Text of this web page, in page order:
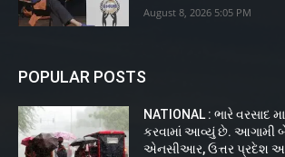
August 8, 2026 5:05 PM
POPULAR POSTS
NATIONAL : ભારે વરસાદ
કરવામાં આવ્યું છે. આગામી બે
એનસીઆર, ઉત્તર પ્રદેશ